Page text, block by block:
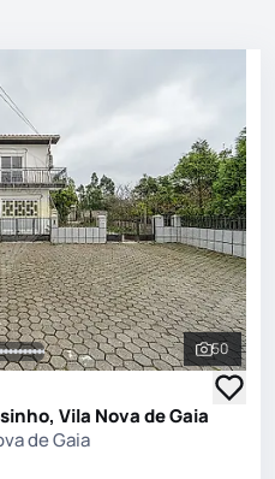
See all
50
Vila Nova de Gaia
de Gaia